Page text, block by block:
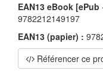
EAN13 eBook
9782212149197
EAN13 (papier) :
Référencer ce